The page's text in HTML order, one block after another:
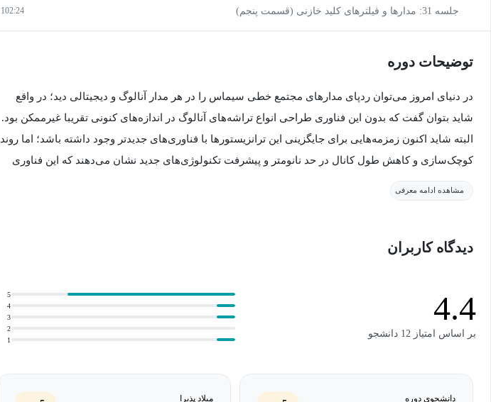
جلسه 31: مدارها و فیلترهای کلید خازنی (قسمت پنجم) 102:24
توضیحات دوره
در دنیای امروز می‌توان ردپای مدارهای مجتمع خطی سیماس را در هر مدار آنالوگ و دیجیتالی دید؛ در واقع
شاید بتوان گفت که بدون این فناوری طراحی انواع تراشه‌های آنالوگ در اندازه‌های کنونی تقریبا غیرممکن بود.
البته شاید اکنون زمزمه‌هایی برای جایگزینی این ترانزیستورها با فناوری‌های جدیدتر وجود داشته باشد؛ اما روند
کوچک‌سازی و کاهش طول کانال در حد نانومتر و پیشرفت تکنولوژی‌های جدید نشان می‌دهند که این فناوری
مدارهای مجتمع خطی دقیقا چه هستند؟
است و اکنون همه تراشه‌ها و آی‌سی‌هایی که می‌شناسیم با استفاده از آن ساخته شده‌اند. مدارهای مجتمع
خطی سیماس شامل صدها و شاید هزاران ترانزیستور بسیار کوچک هستند که می‌توانند با تکنیکی جدید و بدون
مشاهده ادامه معرفی
دیدگاه کاربران
4.4
بر اساس امتیاز 12 دانشجو
1
2
3
4
5
دانشجوی دوره میلاد پذیرا